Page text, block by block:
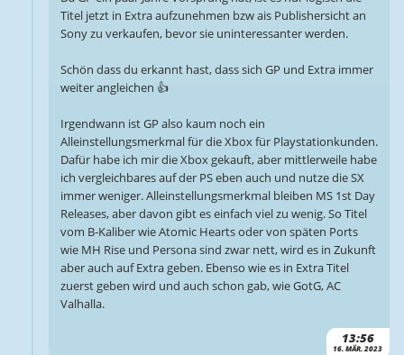
13:56
16. MÄR. 2023
Titel jetzt in Extra aufzunehmen bzw ais Publishersicht an
Sony zu verkaufen, bevor sie uninteressanter werden.
Schön dass du erkannt hast, dass sich GP und Extra immer
weiter angleichen 👍
Irgendwann ist GP also kaum noch ein
Alleinstellungsmerkmal für die Xbox für Playstationkunden.
Dafür habe ich mir die Xbox gekauft, aber mittlerweile habe
ich vergleichbares auf der PS eben auch und nutze die SX
immer weniger. Alleinstellungsmerkmal bleiben MS 1st Day
Releases, aber davon gibt es einfach viel zu wenig. So Titel
vom B-Kaliber wie Atomic Hearts oder von späten Ports
wie MH Rise und Persona sind zwar nett, wird es in Zukunft
aber auch auf Extra geben. Ebenso wie es in Extra Titel
zuerst geben wird und auch schon gab, wie GotG, AC
Valhalla.